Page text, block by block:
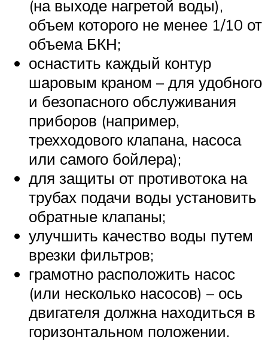
(на выходе нагретой воды),
объем которого не менее 1/10 от
объема БКН;
оснастить каждый контур
шаровым краном – для удобного
и безопасного обслуживания
приборов (например,
трехходового клапана, насоса
или самого бойлера);
для защиты от противотока на
трубах подачи воды установить
обратные клапаны;
улучшить качество воды путем
врезки фильтров;
грамотно расположить насос
(или несколько насосов) – ось
двигателя должна находиться в
горизонтальном положении.